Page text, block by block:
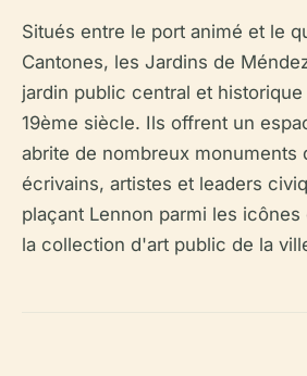
Situés entre le port animé et le
Cantones, les Jardins de
jardin public central et
19ème siècle. Ils offrent un
abrite de nombreux monuments
écrivains, artistes et leaders
plaçant Lennon parmi les
la collection d'art public de la